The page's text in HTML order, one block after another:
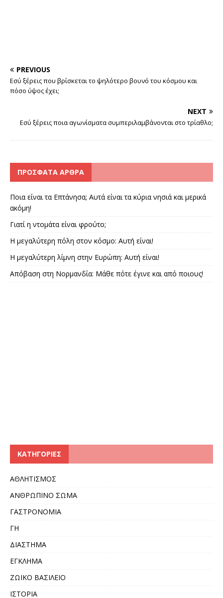
PREVIOUS
Εσύ ξέρεις που βρίσκεται το ψηλότερο βουνό του κόσμου και
πόσο ύψος έχει;
NEXT
Εσύ ξέρεις ποια αγωνίσματα συμπεριλαμβάνονται στο τρίαθλο;
ΠΡΌΣΦΑΤΑ ΆΡΘΡΑ
Ποια είναι τα Επτάνησα; Αυτά είναι τα κύρια νησιά και μερικά
ακόμη!
Γιατί η ντομάτα είναι φρούτο;
Η μεγαλύτερη πόλη στον κόσμο: Αυτή είναι!
Η μεγαλύτερη λίμνη στην Ευρώπη: Αυτή είναι!
Απόβαση στη Νορμανδία: Μάθε πότε έγινε και από ποιους!
KΑΤΗΓΟΡΊΕΣ
ΑΘΛΗΤΙΣΜΟΣ
ΑΝΘΡΩΠΙΝΟ ΣΩΜΑ
ΓΑΣΤΡΟΝΟΜΙΑ
ΓΗ
ΔΙΑΣΤΗΜΑ
ΕΓΚΛΗΜΑ
ΖΩΙΚΟ ΒΑΣΙΛΕΙΟ
ΙΣΤΟΡΙΑ